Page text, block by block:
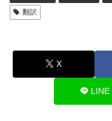
翻訳
X
LINE